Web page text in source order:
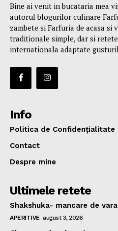
Bine ai venit in bucataria mea
autorul blogurilor culinare
zambete si Farfuria de acasa si
traditionale simple, dar si
internationala adaptate
Info
Politica de Confidențialitate
Contact
Despre mine
Ultimele retete
Shakshuka- mancare de
APERITIVE august 3, 2026